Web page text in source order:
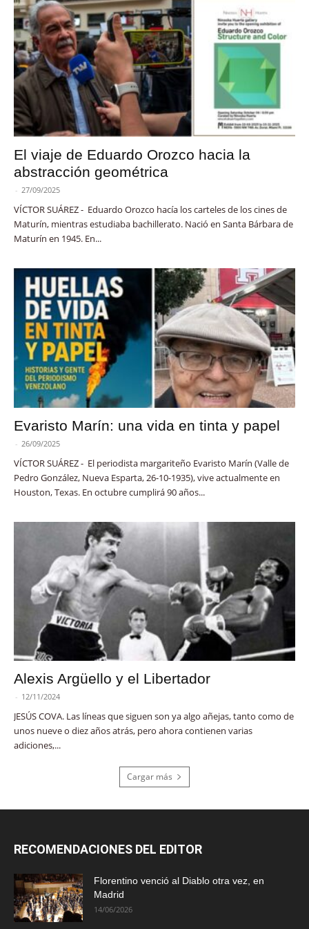
El viaje de Eduardo Orozco hacia la
abstracción geométrica
- 27/09/2025
VÍCTOR SUÁREZ - Eduardo Orozco hacía los carteles de los cines de
Maturín, mientras estudiaba bachillerato. Nació en Santa Bárbara de
Maturín en 1945. En...
Evaristo Marín: una vida en tinta y papel
- 26/09/2025
VÍCTOR SUÁREZ - El periodista margariteño Evaristo Marín (Valle de
Pedro González, Nueva Esparta, 26-10-1935), vive actualmente en
Houston, Texas. En octubre cumplirá 90 años...
Alexis Argüello y el Libertador
- 12/11/2024
JESÚS COVA. Las líneas que siguen son ya algo añejas, tanto como de
unos nueve o diez años atrás, pero ahora contienen varias
adiciones,...
Cargar más
RECOMENDACIONES DEL EDITOR
Florentino venció al Diablo otra vez, en
Madrid
14/06/2026